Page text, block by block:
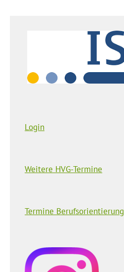
Login
Weitere HVG-Termine
Termine Berufsorientierung